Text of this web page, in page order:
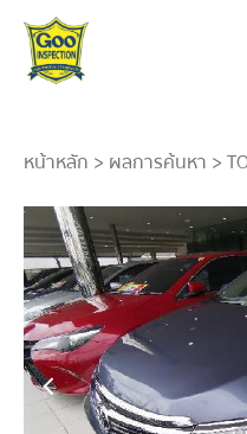
หน้าหลัก > ผลการค้นหา >